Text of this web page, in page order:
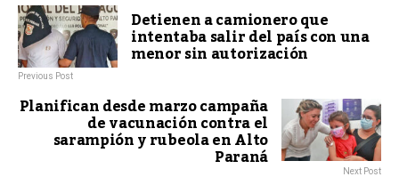
Detienen a camionero que
intentaba salir del país con una
menor sin autorización
Previous Post
Planifican desde marzo campaña
de vacunación contra el
sarampión y rubeola en Alto
Paraná Next Post